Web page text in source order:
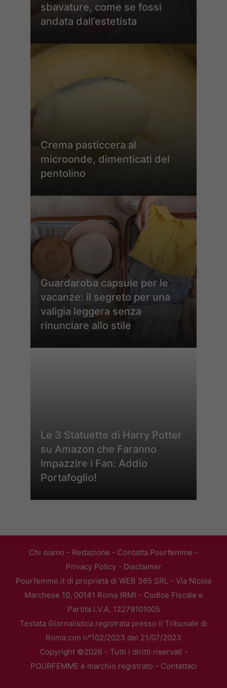
sbavature, come se fossi
andata dall’estetista
Crema pasticcera al
microonde, dimenticati del
pentolino
Guardaroba capsule per le
vacanze: il segreto per una
valigia leggera senza
rinunciare allo stile
Le 3 Statuette di Harry Potter
su Amazon che Faranno
Impazzire i Fan: Addio
Portafoglio!
Chi siamo - Redazione - Contatta Pourfemme -
Privacy Policy- Disclaimer
Pourfemme.it di proprietà di WEB 365 SRL - Via Nicola
Marchese 10, 00141 Roma (RM) - Codice Fiscale e
Partita I.V.A. 12279101005
Testata Giornalistica registrata presso il Tribunale di
Roma con n°102/2023 del 21/07/2023
Copyright ©2026 - Tutti i diritti riservati -
POURFEMME è marchio registrato - Contattaci